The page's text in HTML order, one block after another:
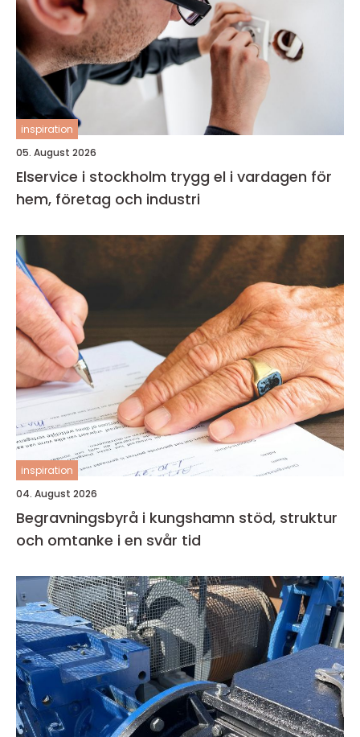
inspiration
05. August 2026
Elservice i stockholm trygg el i vardagen för
hem, företag och industri
inspiration
04. August 2026
Begravningsbyrå i kungshamn stöd, struktur
och omtanke i en svår tid